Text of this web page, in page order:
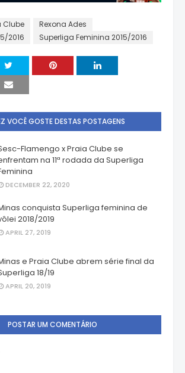
Clube
Rexona Ades
2016
Superliga Feminina 2015/2016
VOCÊ GOSTE DESTAS POSTAGENS
Flamengo x Praia Clube se
na 11ª rodada da Superliga
DECEMBER 22, 2020
conquista Superliga feminina de
2018/2019
APRIL 27, 2019
e Praia Clube abrem série final da
18/19
APRIL 20, 2019
POSTAR UM COMENTÁRIO